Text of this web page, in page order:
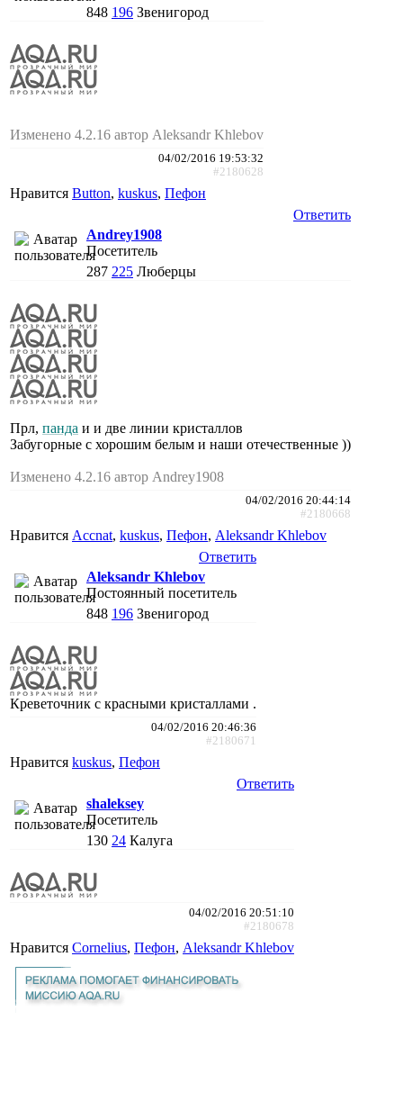
848 196 Звенигород
Изменено 4.2.16 автор Aleksandr Khlebov
04/02/2016 19:53:32
#2180628
Нравится Button, kuskus, Пефон
Ответить
Andrey1908
Посетитель
287 225 Люберцы
Прл, панда и и две линии кристаллов
Забугорные с хорошим белым и наши отечественные ))
Изменено 4.2.16 автор Andrey1908
04/02/2016 20:44:14
#2180668
Нравится Accnat, kuskus, Пефон, Aleksandr Khlebov
Ответить
Aleksandr Khlebov
Постоянный посетитель
848 196 Звенигород
Креветочник с красными кристаллами .
04/02/2016 20:46:36
#2180671
Нравится kuskus, Пефон
Ответить
shaleksey
Посетитель
130 24 Калуга
04/02/2016 20:51:10
#2180678
Нравится Cornelius, Пефон, Aleksandr Khlebov